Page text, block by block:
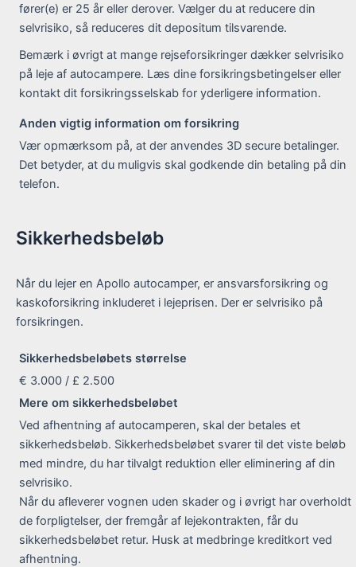
fører(e) er 25 år eller derover. Vælger du at reducere din
selvrisiko, så reduceres dit depositum tilsvarende.
Bemærk i øvrigt at mange rejseforsikringer dækker selvrisiko
på leje af autocampere. Læs dine forsikringsbetingelser eller
kontakt dit forsikringsselskab for yderligere information.
Anden vigtig information om forsikring
Vær opmærksom på, at der anvendes 3D secure betalinger.
Det betyder, at du muligvis skal godkende din betaling på din
telefon.
Sikkerhedsbeløb
Når du lejer en Apollo autocamper, er ansvarsforsikring og
kaskoforsikring inkluderet i lejeprisen. Der er selvrisiko på
forsikringen.
Sikkerhedsbeløbets størrelse
€ 3.000 / £ 2.500
Mere om sikkerhedsbeløbet
Ved afhentning af autocamperen, skal der betales et
sikkerhedsbeløb. Sikkerhedsbeløbet svarer til det viste beløb
med mindre, du har tilvalgt reduktion eller eliminering af din
selvrisiko.
Når du afleverer vognen uden skader og i øvrigt har overholdt
de forpligtelser, der fremgår af lejekontrakten, får du
sikkerhedsbeløbet retur. Husk at medbringe kreditkort ved
afhentning.